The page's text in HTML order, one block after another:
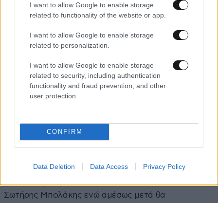
I want to allow Google to enable storage
related to functionality of the website or app.
I want to allow Google to enable storage
related to personalization.
I want to allow Google to enable storage
related to security, including authentication
functionality and fraud prevention, and other
user protection.
CONFIRM
Data Deletion Data Access Privacy Policy
Η «Ιθάκη» στη Λαμία
«Για αυτά που έγιναν, για αυτά που γίνονται, αλλά
πρέπει και μπορούμε να κάνουμε μαζί», αναφέρει ο
Αλέξης Τσίπρας στην πρόσκληση για την εκδήλωση
το Σάββατο το απόγευμα στο Πολιτιστικό Κέντρο
συζητήσουν: Δημήτρης Λιάκος – Οικονομολόγος,
Εικαστικός, Εκπαιδευτικός, Μίλτος Χατζηγιαννάκης
Σωτήρης Μπολάκης ενώ αμέσως μετά θα